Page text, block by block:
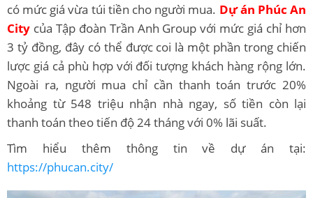
có mức giá vừa túi tiền cho người mua. Dự án Phúc An
City của Tập đoàn Trần Anh Groupvới mức giá chỉ hơn
3 tỷ đồng, đây có thể được coi là một phần trong chiến
lược giá cả phù hợp với đối tượng khách hàng rộng lớn.
Ngoài ra, người mua chỉ cần thanh toán trước 20%
khoảng từ 548 triệu nhận nhà ngay, số tiền còn lại
thanh toán theo tiến độ 24 tháng với 0% lãi suất.
Tìm hiểu thêm thông tin về dự án tại:
https://phucan.city/